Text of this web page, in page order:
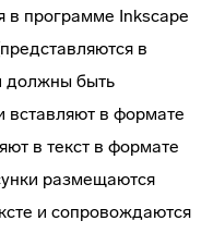
в программе Inkscape
в
должны быть
вставляют в формате
в текст в формате
размещаются
и сопровождаются